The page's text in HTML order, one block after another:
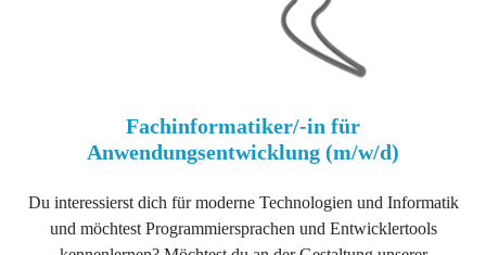
Fachinformatiker/-in für
Anwendungsentwicklung (m/w/d)
Du interessierst dich für moderne Technologien und Informatik
und möchtest Programmiersprachen und Entwicklertools